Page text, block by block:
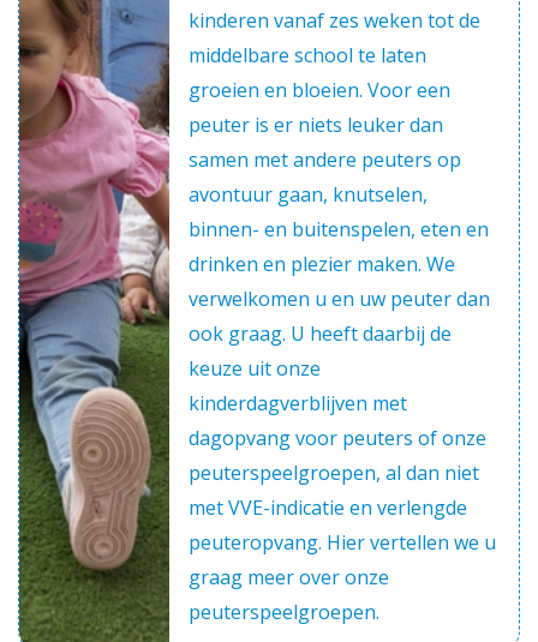
kinderen vanaf zes weken tot de
middelbare school te laten
groeien en bloeien. Voor een
peuter is er niets leuker dan
samen met andere peuters op
avontuur gaan, knutselen,
binnen- en buitenspelen, eten en
drinken en plezier maken. We
verwelkomen u en uw peuter dan
ook graag. U heeft daarbij de
keuze uit onze
kinderdagverblijven met
dagopvang voor peuters of onze
peuterspeelgroepen, al dan niet
met VVE-indicatie en verlengde
peuteropvang. Hier vertellen we u
graag meer over onze
peuterspeelgroepen.